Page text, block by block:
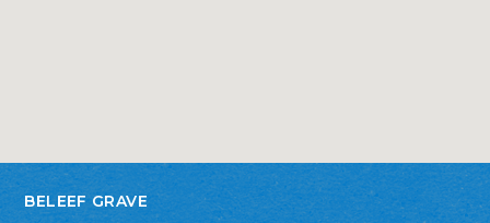
BELEEF GRAVE